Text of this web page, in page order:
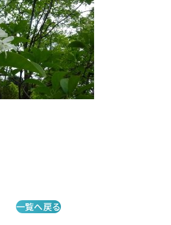
一覧へ戻る